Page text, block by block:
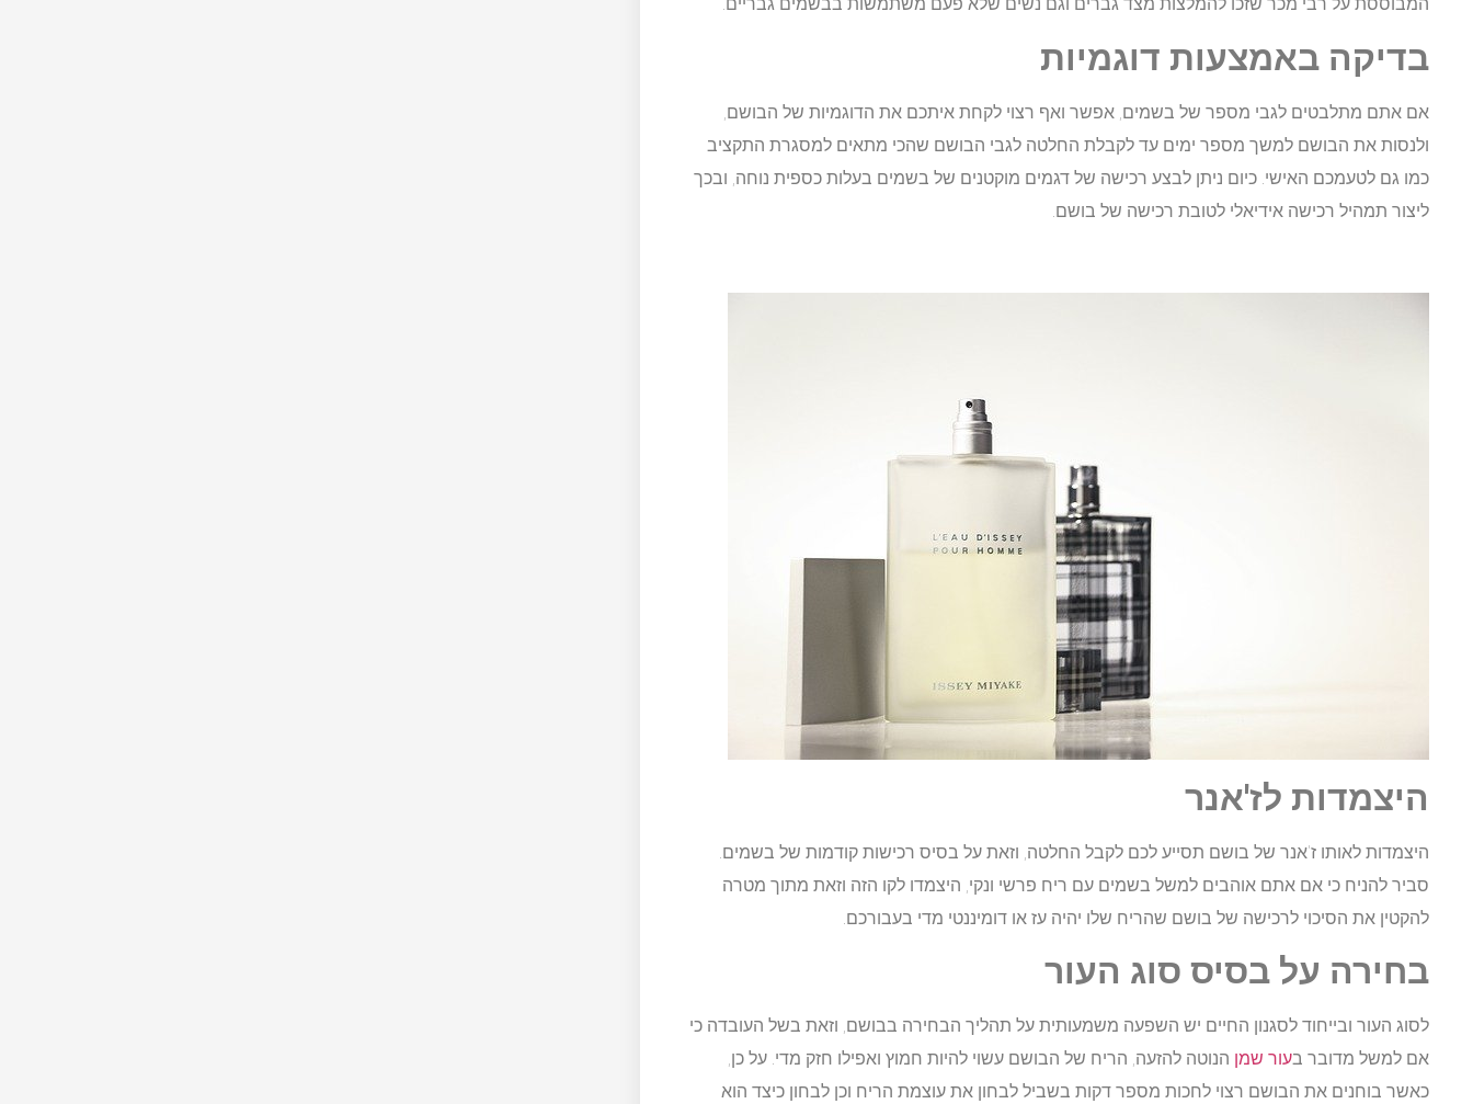
המבוססת על רבי מכר שזכו להמלצות מצד גברים וגם נשים שלא פעם משתמשות בבשמים גבריים.
בדיקה באמצעות דוגמיות
אם אתם מתלבטים לגבי מספר של בשמים, אפשר ואף רצוי לקחת איתכם את הדוגמיות של הבושם,
ולנסות את הבושם למשך מספר ימים עד לקבלת החלטה לגבי הבושם שהכי מתאים למסגרת התקציב
כמו גם לטעמכם האישי. כיום ניתן לבצע רכישה של דגמים מוקטנים של בשמים בעלות כספית נוחה, ובכך
ליצור תמהיל רכישה אידיאלי לטובת רכישה של בושם.
היצמדות לז'אנר
היצמדות לאותו ז'אנר של בושם תסייע לכם לקבל החלטה, וזאת על בסיס רכישות קודמות של בשמים.
סביר להניח כי אם אתם אוהבים למשל בשמים עם ריח פרשי ונקי, היצמדו לקו הזה וזאת מתוך מטרה
להקטין את הסיכוי לרכישה של בושם שהריח שלו יהיה עז או דומיננטי מדי בעבורכם.
בחירה על בסיס סוג העור
לסוג העור ובייחוד לסגנון החיים יש השפעה משמעותית על תהליך הבחירה בבושם, וזאת בשל העובדה כי
אם למשל מדובר בעור שמן הנוטה להזעה, הריח של הבושם עשוי להיות חמוץ ואפילו חזק מדי. על כן,
כאשר בוחנים את הבושם רצוי לחכות מספר דקות בשביל לבחון את עוצמת הריח וכן לבחון כיצד הוא